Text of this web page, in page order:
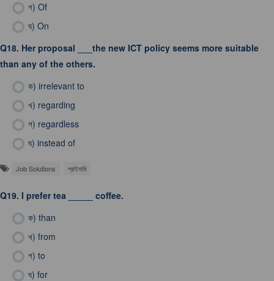
গ) Of
ঘ) On
Q18. Her proposal ___the new ICT policy seems more suitable
than any of the others.
ক) irrelevant to
খ) regarding
গ) regardless
ঘ) instead of
Job Solutions প্রাইমারি
Q19. I prefer tea _____ coffee.
ক) than
খ) from
গ) to
ঘ) for